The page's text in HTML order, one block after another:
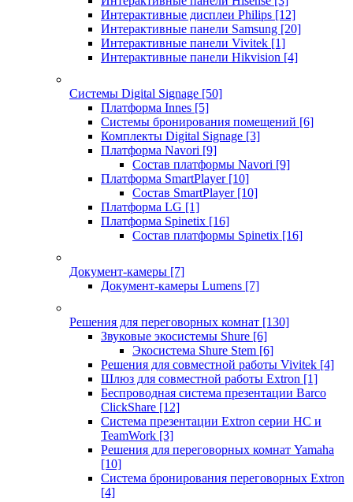
Интерактивные дисплеи Philips [12]
Интерактивные панели Samsung [20]
Интерактивные панели Vivitek [1]
Интерактивные панели Hikvision [4]
Системы Digital Signage [50]
Платформа Innes [5]
Системы бронирования помещений [6]
Комплекты Digital Signage [3]
Платформа Navori [9]
Состав платформы Navori [9]
Платформа SmartPlayer [10]
Состав SmartPlayer [10]
Платформа LG [1]
Платформа Spinetix [16]
Состав платформы Spinetix [16]
Документ-камеры [7]
Документ-камеры Lumens [7]
Решения для переговорных комнат [130]
Звуковые экосистемы Shure [6]
Экосистема Shure Stem [6]
Решения для совместной работы Vivitek [4]
Шлюз для совместной работы Extron [1]
Беспроводная система презентации Barco
ClickShare [12]
Система презентации Extron серии HC и
TeamWork [3]
Решения для переговорных комнат Yamaha
[10]
Система бронирования переговорных Extron
[4]